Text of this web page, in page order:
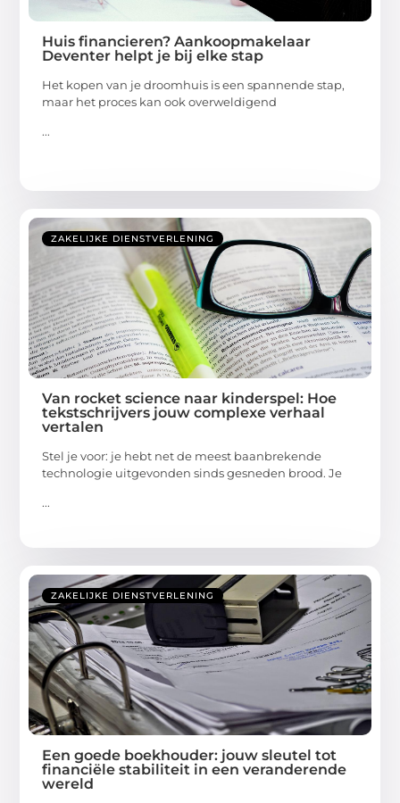
Huis financieren? Aankoopmakelaar
Deventer helpt je bij elke stap
Het kopen van je droomhuis is een spannende stap,
maar het proces kan ook overweldigend
...
ZAKELIJKE DIENSTVERLENING
Van rocket science naar kinderspel: Hoe
tekstschrijvers jouw complexe verhaal
vertalen
Stel je voor: je hebt net de meest baanbrekende
technologie uitgevonden sinds gesneden brood. Je
...
ZAKELIJKE DIENSTVERLENING
Een goede boekhouder: jouw sleutel tot
financiële stabiliteit in een veranderende
wereld